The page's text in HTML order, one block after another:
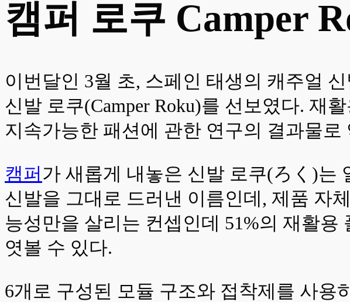
캠퍼 로쿠 Camper
이번달인 3월 초, 스페인 태생의 캐주얼
신발 로쿠(Camper Roku)를 선보였다. 재
지속가능한 패션에 관한 연구의 결과물
캠퍼 가 새롭게 내놓은 신발 로쿠(ろく)는
신발을 그대로 드러낸 이름인데, 제품 자
능성만을 살리는 컨셉인데 51%의 재활
엿볼 수 있다.
6개로 구성된 모듈 구조와 접착제를 사용